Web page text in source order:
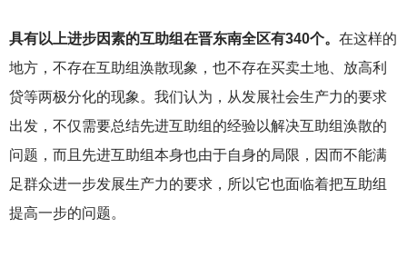
具有以上进步因素的互助组在晋东南全区有340个。 在这样的
地方，不存在互助组涣散现象，也不存在买卖土地、放高利
贷等两极分化的现象。我们认为，从发展社会生产力的要求
出发，不仅需要总结先进互助组的经验以解决互助组涣散的
问题，而且先进互助组本身也由于自身的局限，因而不能满
足群众进一步发展生产力的要求，所以它也面临着把互助组
提高一步的问题。